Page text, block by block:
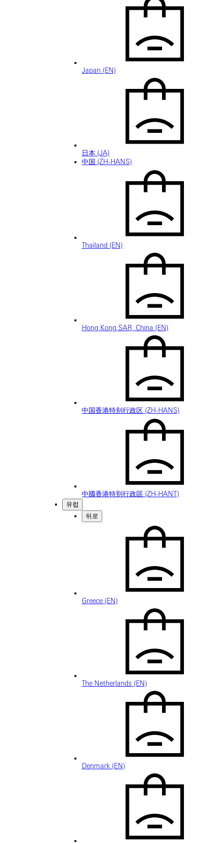
Japan (EN)
日本 (JA)
中国 (ZH-HANS)
Thailand (EN)
Hong Kong SAR, China (EN)
中国香港特别行政区 (ZH-HANS)
中國香港特別行政區 (ZH-HANT)
유럽
뒤로
Greece (EN)
The Netherlands (EN)
Denmark (EN)